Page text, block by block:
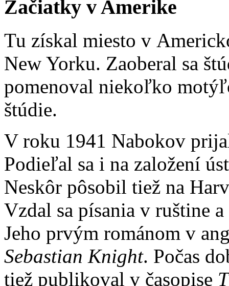
Začiatky v Amerike
Tu získal miesto v
New Yorku. Zaoberal sa
pomenoval niekoľko
štúdie.
V roku 1941 Nabokov
Podieľal sa i na založení
Neskôr pôsobil tiež na
Vzdal sa písania v ruštine
Jeho prvým románom v
Sebastian Knight. Počas
tiež publikoval v časopise